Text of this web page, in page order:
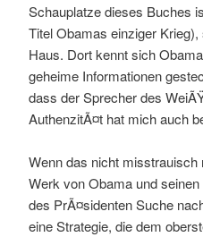
Schauplatze dieses Buches
Titel Obamas einziger
Haus. Dort kennt sich
geheime Informationen
dass der Sprecher des
AuthenzitÃ¤t hat mich auch
Wenn das nicht
Werk von Obama und
des PrÃ¤sidenten Suche
eine Strategie, die dem